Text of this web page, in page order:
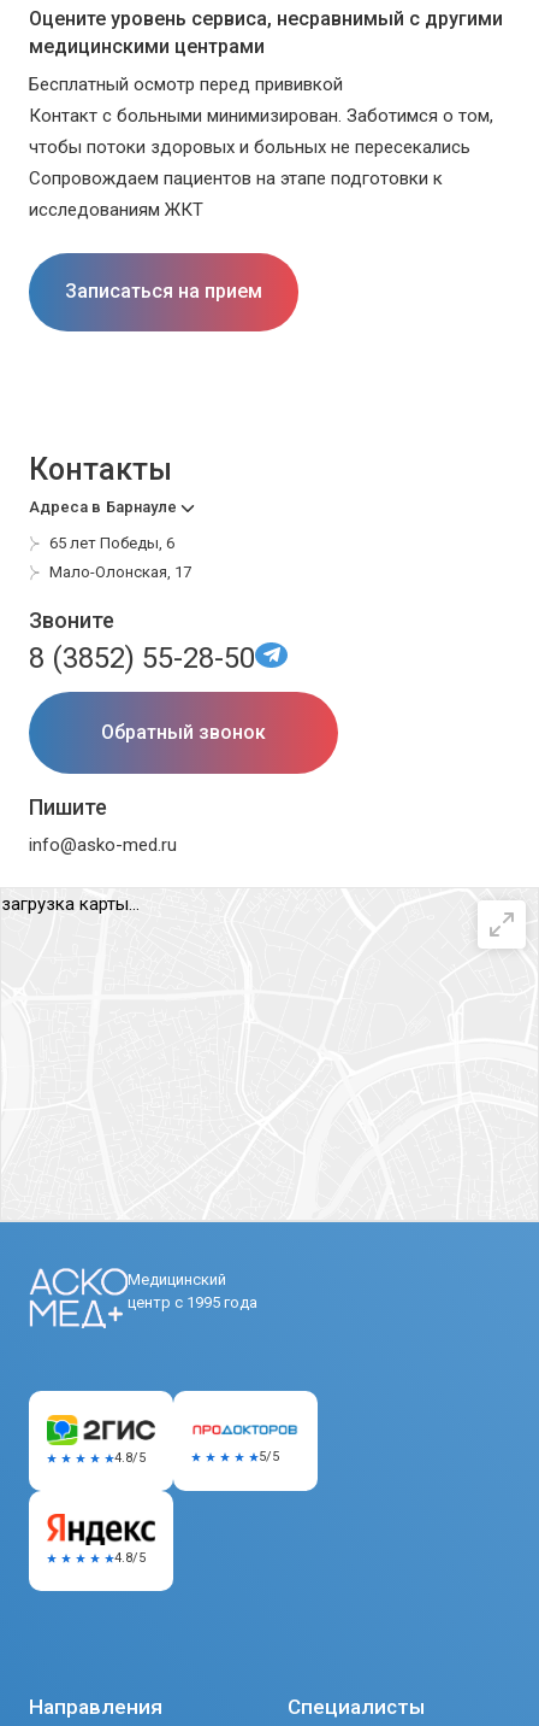
Оцените уровень сервиса, несравнимый с другими
медицинскими центрами
Бесплатный осмотр перед прививкой
Контакт с больными минимизирован. Заботимся о том,
чтобы потоки здоровых и больных не пересекались
Сопровождаем пациентов на этапе подготовки к
исследованиям ЖКТ
Записаться на прием
Контакты
Адреса в Барнауле
65 лет Победы, 6
Мало-Олонская, 17
Звоните
8 (3852) 55-28-50
Обратный звонок
Пишите
info@asko-med.ru
загрузка карты...
Медицинский
центр с 1995 года
Направления Специалисты
4.8/5 5/5
4.8/5